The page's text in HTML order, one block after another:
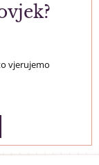
vjerujemo